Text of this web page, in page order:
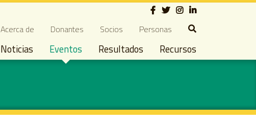
Social
Secondary navigation
Acerca de Donantes Socios Personas
Noticias Eventos Resultados Recursos